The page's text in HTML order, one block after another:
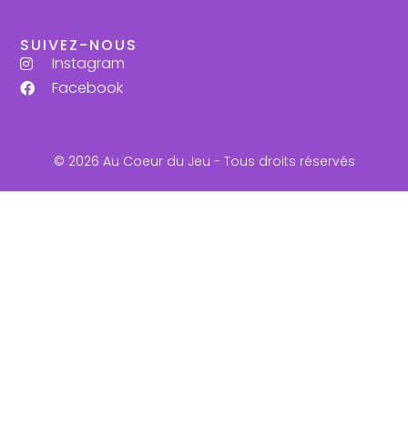
SUIVEZ-NOUS
Instagram
Facebook
© 2026 Au Coeur du Jeu - Tous droits réservés